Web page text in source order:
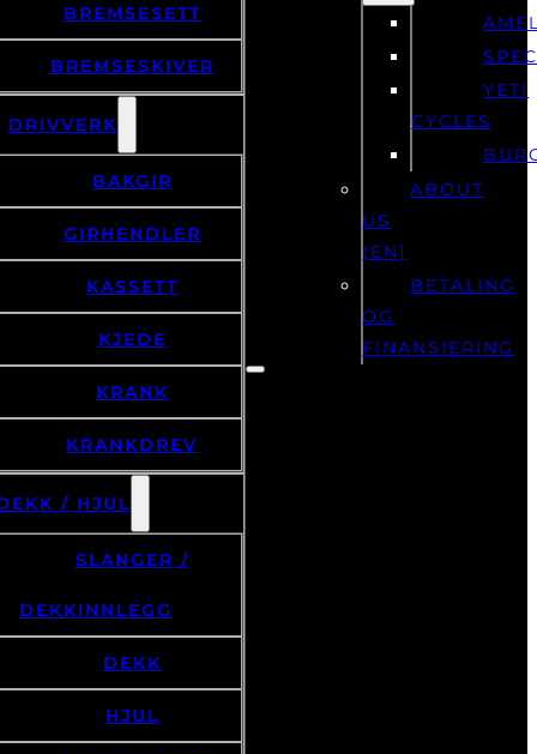
BREMSESETT
BREMSESKIVER
DRIVVERK
BAKGIR
GIRHENDLER
KASSETT
KJEDE
KRANK
KRANKDREV
/ HJUL
SLANGER /
DEKKINNLEGG
DEKK
HJUL
YETI
CYCLES
ABOUT
US
(EN)
BETALING
OG
FINANSIERING